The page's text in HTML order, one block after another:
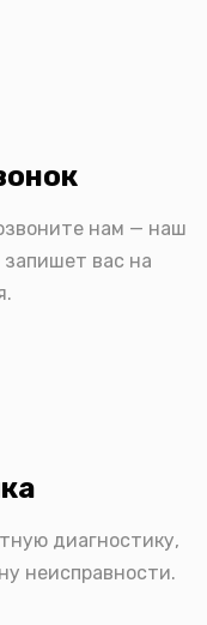
нам — наш
вас на
диагностику,
неисправности.